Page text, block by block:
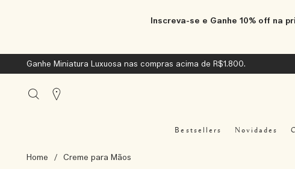
Inscreva-se e Ganhe 10% off na
Ganhe Miniatura Luxuosa nas compras acima de R$1.800.
Bestsellers Novidades
Stores
Home / Creme para Mãos